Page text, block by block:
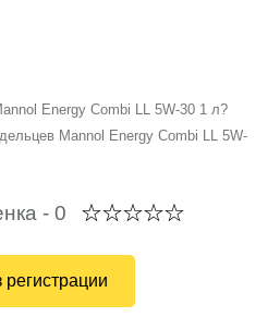
Energy Combi LL 5W-30 1 л?
Mannol Energy Combi LL 5W-
- 0